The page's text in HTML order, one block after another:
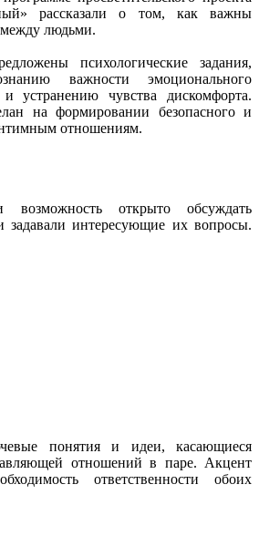
рассказали о том, как важны
людьми.
психологические задания,
важности эмоционального
и устранению чувства дискомфорта.
на формировании безопасного и
отношениям.
возможность открыто обсуждать
задавали интересующие их вопросы.
понятия и идеи, касающиеся
отношений в паре. Акцент
ответственности обоих